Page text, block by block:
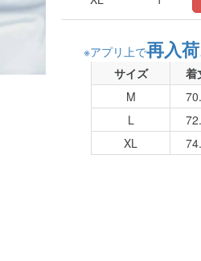
※アプリ上で再入
サイズ
着
M
L
XL